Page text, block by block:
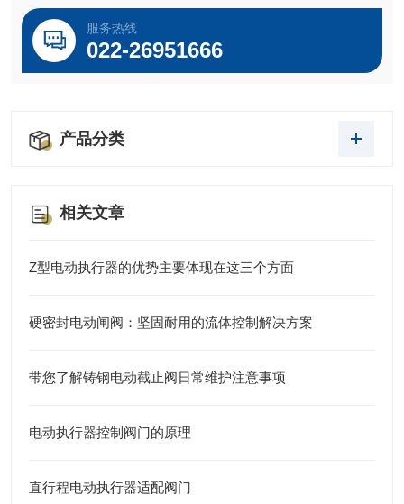
服务热线
022-26951666
产品分类
相关文章
Z型电动执行器的优势主要体现在这三个方面
硬密封电动闸阀：坚固耐用的流体控制解决方案
带您了解铸钢电动截止阀日常维护注意事项
电动执行器控制阀门的原理
直行程电动执行器适配阀门